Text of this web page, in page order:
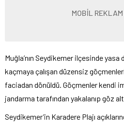
MOBİL
Muğla’nın Seydikemer ilçesinde yasa
kaçmaya çalışan düzensiz
faciadan dönüldü. Göçmenler kendi
jandarma tarafından yakalanıp göz
Seydikemer’in Karadere Plajı